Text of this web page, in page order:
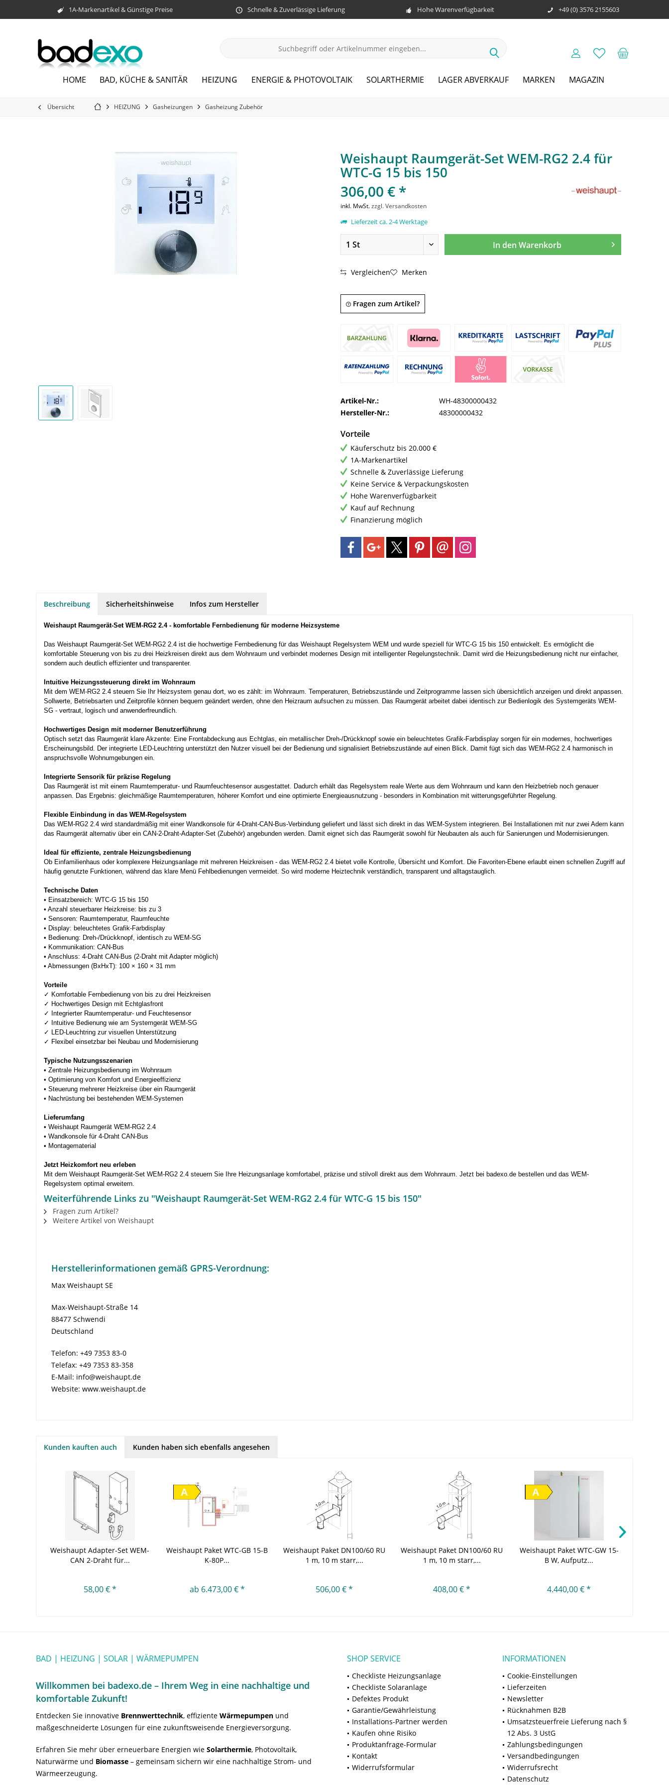
1A-Markenartikel & Günstige Preise Schnelle & Zuverlässige Lieferung Hohe Warenverfügbarkeit +49 (0) 3576 2155603
HOME BAD, KÜCHE & SANITÄR HEIZUNG ENERGIE & PHOTOVOLTAIK SOLARTHERMIE LAGER ABVERKAUF MARKEN MAGAZIN
Übersicht HEIZUNG Gasheizungen Gasheizung Zubehör
Weishaupt Raumgerät-Set WEM-RG2 2.4 für
WTC-G 15 bis 150
306,00 € *
inkl. MwSt.zzgl. Versandkosten
Lieferzeit ca. 2-4 Werktage
In den Warenkorb
Vergleichen Merken
Fragen zum Artikel?
Artikel-Nr.:
WH-48300000432
Hersteller-Nr.:
48300000432
Vorteile
Käuferschutz bis 20.000 €
1A-Markenartikel
Schnelle & Zuverlässige Lieferung
Keine Service & Verpackungskosten
Hohe Warenverfügbarkeit
Kauf auf Rechnung
Finanzierung möglich
Beschreibung Sicherheitshinweise Infos zum Hersteller
Weishaupt Raumgerät-Set WEM-RG2 2.4 - komfortable Fernbedienung für moderne Heizsysteme
Das Weishaupt Raumgerät-Set WEM-RG2 2.4 ist die hochwertige Fernbedienung für das Weishaupt Regelsystem WEM und wurde speziell für WTC-G 15 bis 150 entwickelt. Es ermöglicht die
komfortable Steuerung von bis zu drei Heizkreisen direkt aus dem Wohnraum und verbindet modernes Design mit intelligenter Regelungstechnik. Damit wird die Heizungsbedienung nicht nur einfacher,
sondern auch deutlich effizienter und transparenter.
Intuitive Heizungssteuerung direkt im Wohnraum
Mit dem WEM-RG2 2.4 steuern Sie Ihr Heizsystem genau dort, wo es zählt: im Wohnraum. Temperaturen, Betriebszustände und Zeitprogramme lassen sich übersichtlich anzeigen und direkt anpassen.
Sollwerte, Betriebsarten und Zeitprofile können bequem geändert werden, ohne den Heizraum aufsuchen zu müssen. Das Raumgerät arbeitet dabei identisch zur Bedienlogik des Systemgeräts WEM-
SG - vertraut, logisch und anwenderfreundlich.
Hochwertiges Design mit moderner Benutzerführung
Optisch setzt das Raumgerät klare Akzente: Eine Frontabdeckung aus Echtglas, ein metallischer Dreh-/Drückknopf sowie ein beleuchtetes Grafik-Farbdisplay sorgen für ein modernes, hochwertiges
Erscheinungsbild. Der integrierte LED-Leuchtring unterstützt den Nutzer visuell bei der Bedienung und signalisiert Betriebszustände auf einen Blick. Damit fügt sich das WEM-RG2 2.4 harmonisch in
anspruchsvolle Wohnumgebungen ein.
Integrierte Sensorik für präzise Regelung
Das Raumgerät ist mit einem Raumtemperatur- und Raumfeuchtesensor ausgestattet. Dadurch erhält das Regelsystem reale Werte aus dem Wohnraum und kann den Heizbetrieb noch genauer
anpassen. Das Ergebnis: gleichmäßige Raumtemperaturen, höherer Komfort und eine optimierte Energieausnutzung - besonders in Kombination mit witterungsgeführter Regelung.
Flexible Einbindung in das WEM-Regelsystem
Das WEM-RG2 2.4 wird standardmäßig mit einer Wandkonsole für 4-Draht-CAN-Bus-Verbindung geliefert und lässt sich direkt in das WEM-System integrieren. Bei Installationen mit nur zwei Adern kann
das Raumgerät alternativ über ein CAN-2-Draht-Adapter-Set (Zubehör) angebunden werden. Damit eignet sich das Raumgerät sowohl für Neubauten als auch für Sanierungen und Modernisierungen.
Ideal für effiziente, zentrale Heizungsbedienung
Ob Einfamilienhaus oder komplexere Heizungsanlage mit mehreren Heizkreisen - das WEM-RG2 2.4 bietet volle Kontrolle, Übersicht und Komfort. Die Favoriten-Ebene erlaubt einen schnellen Zugriff auf
häufig genutzte Funktionen, während das klare Menü Fehlbedienungen vermeidet. So wird moderne Heiztechnik verständlich, transparent und alltagstauglich.
Technische Daten
• Einsatzbereich: WTC-G 15 bis 150
• Anzahl steuerbarer Heizkreise: bis zu 3
• Sensoren: Raumtemperatur, Raumfeuchte
• Display: beleuchtetes Grafik-Farbdisplay
• Bedienung: Dreh-/Drückknopf, identisch zu WEM-SG
• Kommunikation: CAN-Bus
• Anschluss: 4-Draht CAN-Bus (2-Draht mit Adapter möglich)
• Abmessungen (BxHxT): 100 × 160 × 31 mm
Vorteile
✓ Komfortable Fernbedienung von bis zu drei Heizkreisen
✓ Hochwertiges Design mit Echtglasfront
✓ Integrierter Raumtemperatur- und Feuchtesensor
✓ Intuitive Bedienung wie am Systemgerät WEM-SG
✓ LED-Leuchtring zur visuellen Unterstützung
✓ Flexibel einsetzbar bei Neubau und Modernisierung
Typische Nutzungsszenarien
• Zentrale Heizungsbedienung im Wohnraum
• Optimierung von Komfort und Energieeffizienz
• Steuerung mehrerer Heizkreise über ein Raumgerät
• Nachrüstung bei bestehenden WEM-Systemen
Lieferumfang
• Weishaupt Raumgerät WEM-RG2 2.4
• Wandkonsole für 4-Draht CAN-Bus
• Montagematerial
Jetzt Heizkomfort neu erleben
Mit dem Weishaupt Raumgerät-Set WEM-RG2 2.4 steuern Sie Ihre Heizungsanlage komfortabel, präzise und stilvoll direkt aus dem Wohnraum. Jetzt bei badexo.de bestellen und das WEM-
Regelsystem optimal erweitern.
Weiterführende Links zu "Weishaupt Raumgerät-Set WEM-RG2 2.4 für WTC-G 15 bis 150"
Fragen zum Artikel?
Weitere Artikel von Weishaupt
Herstellerinformationen gemäß GPRS-Verordnung:
Max Weishaupt SE
Max-Weishaupt-Straße 14
88477 Schwendi
Deutschland
Telefon: +49 7353 83-0
Telefax: +49 7353 83-358
E-Mail: info@weishaupt.de
Website: www.weishaupt.de
Kunden kauften auch Kunden haben sich ebenfalls angesehen
Weishaupt Adapter-Set WEM-
CAN 2-Draht für...
58,00 € *
A
Weishaupt Paket WTC-GB 15-B
K-80P...
ab 6.473,00 € *
Weishaupt Paket DN100/60 RU
1 m, 10 m starr,...
506,00 € *
Weishaupt Paket DN100/60 RU
1 m, 10 m starr,...
408,00 € *
A
Weishaupt Paket WTC-GW 15-
B W, Aufputz...
4.440,00 € *
BAD | HEIZUNG | SOLAR | WÄRMEPUMPEN
Willkommen bei badexo.de – Ihrem Weg in eine nachhaltige und
komfortable Zukunft!
Entdecken Sie innovative Brennwerttechnik, effiziente Wärmepumpen und
maßgeschneiderte Lösungen für eine zukunftsweisende Energieversorgung.
Erfahren Sie mehr über erneuerbare Energien wie Solarthermie, Photovoltaik,
Naturwärme und Biomasse – gemeinsam sichern wir eine nachhaltige Strom- und
Wärmeerzeugung.
SHOP SERVICE
Checkliste Heizungsanlage
Checkliste Solaranlage
Defektes Produkt
Garantie/Gewährleistung
Installations-Partner werden
Kaufen ohne Risiko
Produktanfrage-Formular
Kontakt
Widerrufsformular
INFORMATIONEN
Cookie-Einstellungen
Lieferzeiten
Newsletter
Rücknahmen B2B
Umsatzsteuerfreie Lieferung nach §
12 Abs. 3 UstG
Zahlungsbedingungen
Versandbedingungen
Widerrufsrecht
Datenschutz